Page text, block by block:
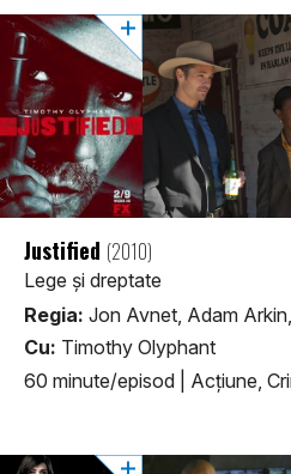
Justified (2010)
Lege și dreptate
Regia: Jon Avnet, Adam
Cu: Timothy Olyphant
60 minute/episod
Acţiune,